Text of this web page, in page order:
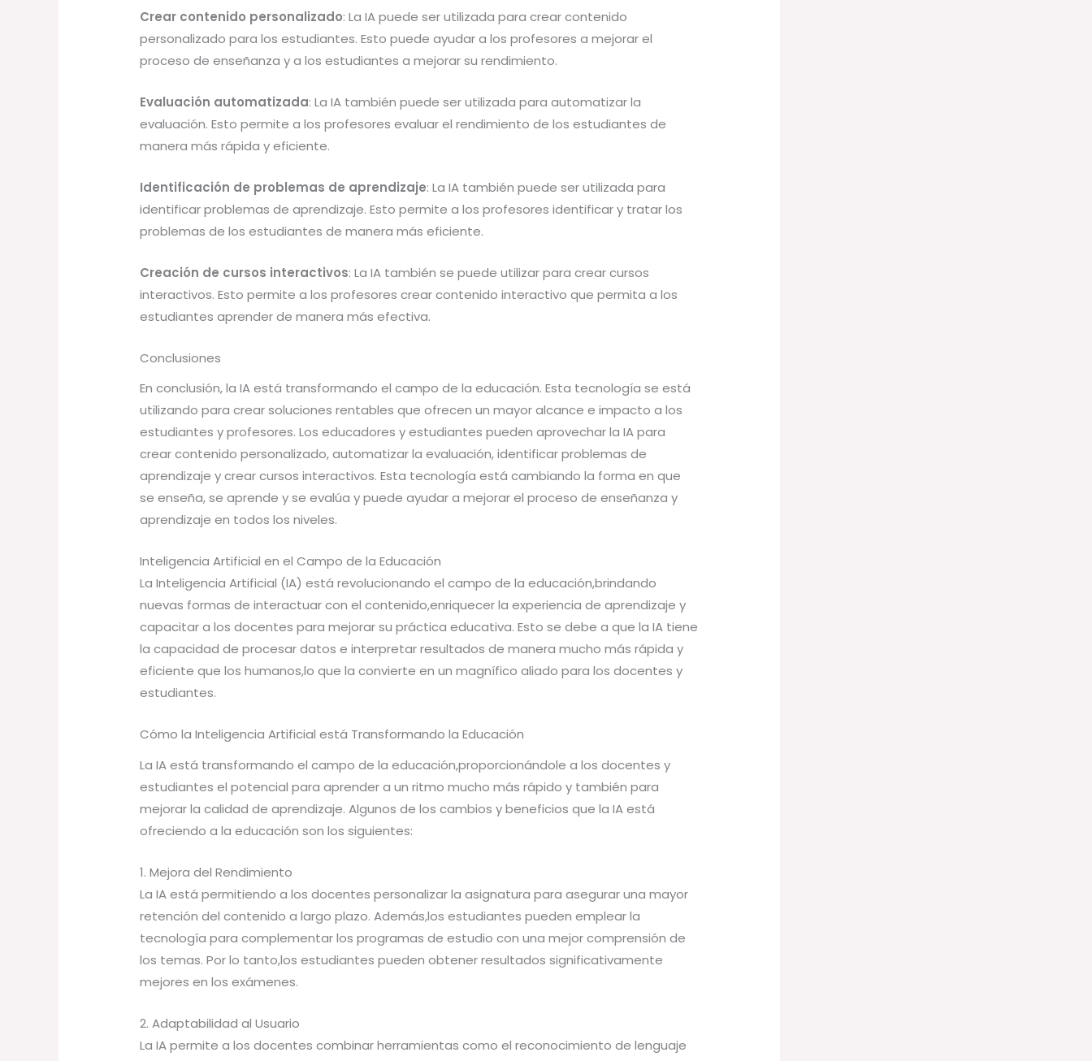
Crear contenido personalizado: La IA puede ser utilizada para crear contenido
personalizado para los estudiantes. Esto puede ayudar a los profesores a mejorar el
proceso de enseñanza y a los estudiantes a mejorar su rendimiento.
Evaluación automatizada: La IA también puede ser utilizada para automatizar la
evaluación. Esto permite a los profesores evaluar el rendimiento de los estudiantes de
manera más rápida y eficiente.
Identificación de problemas de aprendizaje: La IA también puede ser utilizada para
identificar problemas de aprendizaje. Esto permite a los profesores identificar y tratar los
problemas de los estudiantes de manera más eficiente.
Creación de cursos interactivos: La IA también se puede utilizar para crear cursos
interactivos. Esto permite a los profesores crear contenido interactivo que permita a los
estudiantes aprender de manera más efectiva.
Conclusiones
En conclusión, la IA está transformando el campo de la educación. Esta tecnología se está
utilizando para crear soluciones rentables que ofrecen un mayor alcance e impacto a los
estudiantes y profesores. Los educadores y estudiantes pueden aprovechar la IA para
crear contenido personalizado, automatizar la evaluación, identificar problemas de
aprendizaje y crear cursos interactivos. Esta tecnología está cambiando la forma en que
se enseña, se aprende y se evalúa y puede ayudar a mejorar el proceso de enseñanza y
aprendizaje en todos los niveles.
Inteligencia Artificial en el Campo de la Educación
La Inteligencia Artificial (IA) está revolucionando el campo de la educación,brindando
nuevas formas de interactuar con el contenido,enriquecer la experiencia de aprendizaje y
capacitar a los docentes para mejorar su práctica educativa. Esto se debe a que la IA tiene
la capacidad de procesar datos e interpretar resultados de manera mucho más rápida y
eficiente que los humanos,lo que la convierte en un magnífico aliado para los docentes y
estudiantes.
Cómo la Inteligencia Artificial está Transformando la Educación
La IA está transformando el campo de la educación,proporcionándole a los docentes y
estudiantes el potencial para aprender a un ritmo mucho más rápido y también para
mejorar la calidad de aprendizaje. Algunos de los cambios y beneficios que la IA está
ofreciendo a la educación son los siguientes:
1. Mejora del Rendimiento
La IA está permitiendo a los docentes personalizar la asignatura para asegurar una mayor
retención del contenido a largo plazo. Además,los estudiantes pueden emplear la
tecnología para complementar los programas de estudio con una mejor comprensión de
los temas. Por lo tanto,los estudiantes pueden obtener resultados significativamente
mejores en los exámenes.
2. Adaptabilidad al Usuario
La IA permite a los docentes combinar herramientas como el reconocimiento de lenguaje